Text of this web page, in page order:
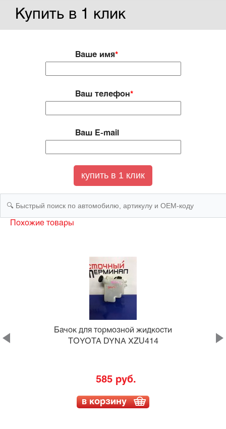
Купить в 1 клик
Ваше имя*
Ваш телефон*
Ваш E-mail
Похожие товары
Бачок для тормозной жидкости
TOYOTA DYNA XZU414
585 руб.
в корзину